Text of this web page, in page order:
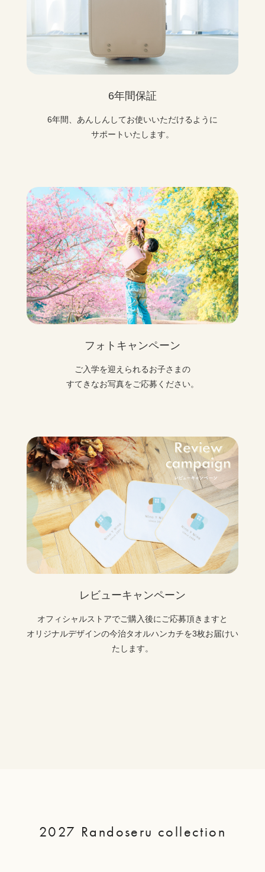
6年間保証
6年間、あんしんしてお使いいただけるように
サポートいたします。
フォトキャンペーン
ご入学を迎えられるお子さまの
すてきなお写真をご応募ください。
レビューキャンペーン
オフィシャルストアでご購入後にご応募頂きますと
オリジナルデザインの今治タオルハンカチを3枚お届けい
たします。
2027 Randoseru collection